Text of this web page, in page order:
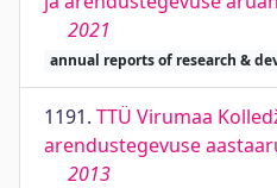
2021
annual reports of research &
1191. TTÜ Virumaa
arendustegevuse
2013